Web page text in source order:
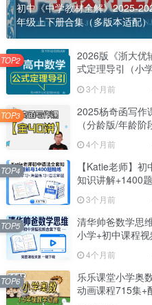
初中《中学教材全解》2025-
年级上下册合集（多版本适配）
2026版《浙大优
式定理导引（小
3个月前
TOP2
2025杨奇函写作
（分龄版/年龄阶
4个月前
TOP3
【Katie老师】
知识讲解+1400
3个月前
TOP4
清华帅爸数学思
小学+初中课程
4个月前
TOP5
乐乐课堂小学奥
动画课程715集+
TOP6